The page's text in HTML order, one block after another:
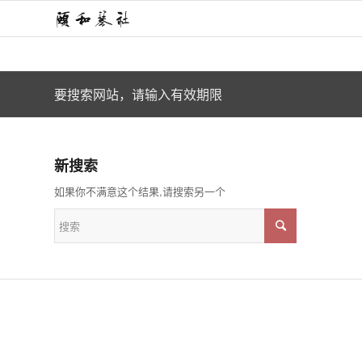
要搜索网站，请输入有效期限
新搜索
如果你不满意这个结果,请搜索另一个